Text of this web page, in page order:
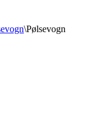
\Pølsevogn